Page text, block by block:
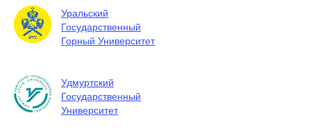
Уральский
Государственный
Горный Университет
Удмуртский
Государственный
Университет